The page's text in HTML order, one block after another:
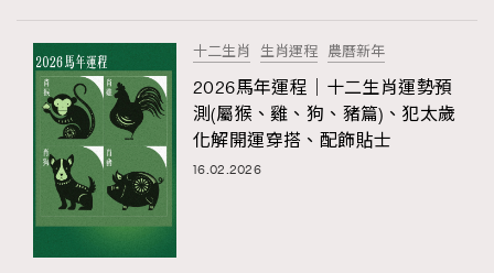
AFrenchMind
DressLikeAParisienne 1
EmpowerF 103
FashionWeek 191
FigaroAesthetic 308
FigaroBeautyRitual
十二生肖 生肖運程 農曆新年
2026馬年運程｜十二生肖運勢預
測(屬猴、雞、狗、豬篇)、犯太歲
化解開運穿搭、配飾貼士
16.02.2026